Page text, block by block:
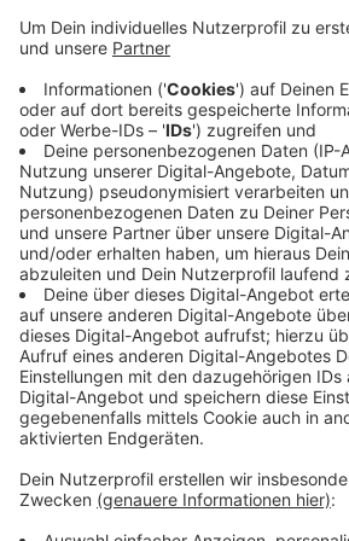
Dann eröffnet es, das steht heute
Sagt der Betreiber. Der Ladenbauer
Woche noch in den Räumen am
Woche soll alles fertig sein. Noch
wegen des Fahrradverleihs am
Stadt auf Nachfrage. Es würden
verschiedenen Anbietern laufen.
ausleihen sollte eigentlich schon in
möglich sein. Ein Anbieter war
abgesprungen.
Anzeige